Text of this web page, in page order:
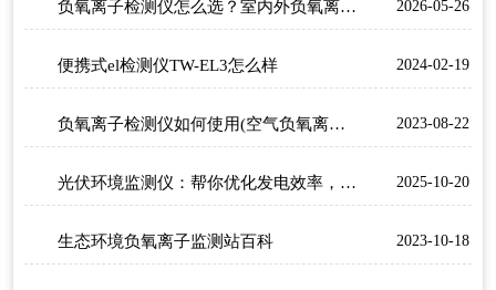
负氧离子检测仪怎么选？室内外负氧离子检测设备介绍 2026-05-26
便携式el检测仪TW-EL3怎么样 2024-02-19
负氧离子检测仪如何使用(空气负氧离子甲醛pm2.5检测仪) 2023-08-22
光伏环境监测仪：帮你优化发电效率，提高电站经济效益 2025-10-20
生态环境负氧离子监测站百科 2023-10-18